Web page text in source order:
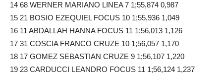
14 68 WERNER MARIANO LINEA 7 1;55,874 0,987
15 21 BOSIO EZEQUIEL FOCUS 10 1;55,936 1,049
16 11 ABDALLAH HANNA FOCUS 11 1;56,013 1,126
17 31 COSCIA FRANCO CRUZE 10 1;56,057 1,170
18 17 GOMEZ SEBASTIAN CRUZE 9 1;56,107 1,220
19 23 CARDUCCI LEANDRO FOCUS 11 1;56,124 1,237